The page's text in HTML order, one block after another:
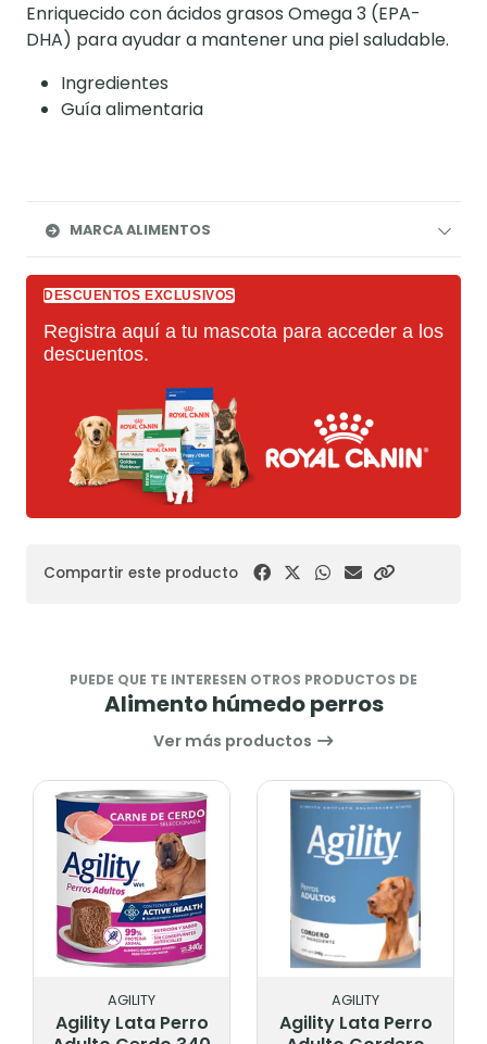
Enriquecido con ácidos grasos Omega 3 (EPA-
DHA) para ayudar a mantener una piel saludable.
Ingredientes
Guía alimentaria
MARCA ALIMENTOS
DESCUENTOS EXCLUSIVOS
Registra aquí a tu mascota para acceder a los
descuentos.
Compartir este producto
PUEDE QUE TE INTERESEN OTROS PRODUCTOS DE
Alimento húmedo perros
Ver más productos
AGILITY
Agility Lata Perro
AGILITY
Agility Lata Perro